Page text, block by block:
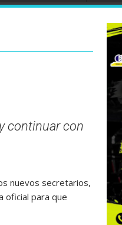
continuar con
nuevos secretarios,
oficial para que